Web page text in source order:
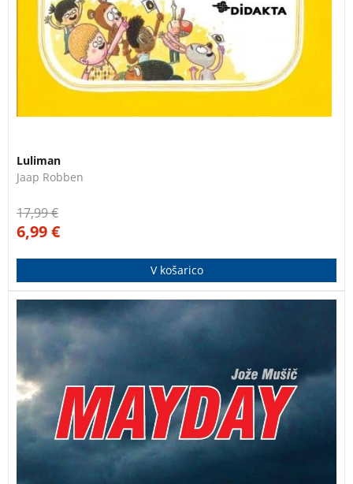
Luliman
Jaap Robben
17,99€
6,99€
V košarico
Izbor trinajstih pomorskih nesreč z vsega sveta je
pripravil Jože Mušič, prvi Slovenec, ki je objadral svet.
Med njimi so tudi zgodbe slovenskih jadralcev: Jureta
Šterka, Sreča Pusta, Slavca Šikonje in Milanke Lange
Lipovec. Opisani brodolomi pričajo, kako iznajdljiv in
pogumen zna biti človek, ko se znajde v
nepredvidljivih težavah, na robu preživetja.